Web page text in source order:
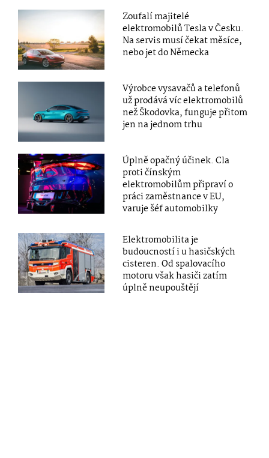
Zoufalí majitelé
elektromobilů Tesla v Česku.
Na servis musí čekat měsíce,
nebo jet do Německa
Výrobce vysavačů a telefonů
už prodává víc elektromobilů
než Škodovka, funguje přitom
jen na jednom trhu
Úplně opačný účinek. Cla
proti čínským
elektromobilům připraví o
práci zaměstnance v EU,
varuje šéf automobilky
Elektromobilita je
budoucností i u hasičských
cisteren. Od spalovacího
motoru však hasiči zatím
úplně neupouštějí